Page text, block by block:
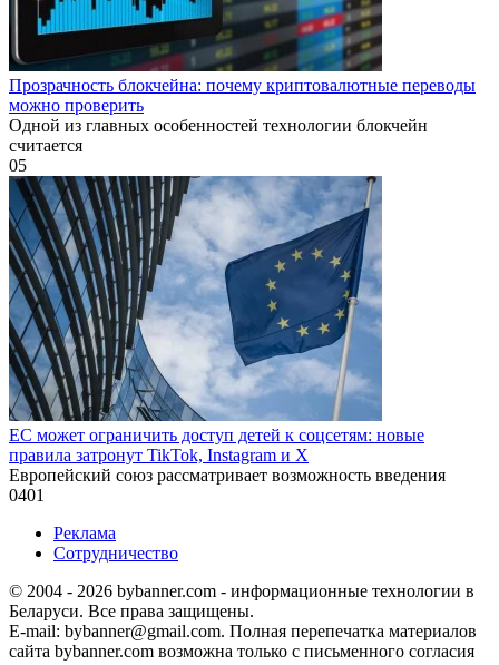
Прозрачность блокчейна: почему криптовалютные переводы
можно проверить
Одной из главных особенностей технологии блокчейн
считается
05
ЕС может ограничить доступ детей к соцсетям: новые
правила затронут TikTok, Instagram и X
Европейский союз рассматривает возможность введения
0401
Реклама
Сотрудничество
© 2004 - 2026 bybanner.com - информационные технологии в
Беларуси. Все права защищены.
E-mail: bybanner@gmail.com. Полная перепечатка материалов
сайта bybanner.com возможна только с письменного согласия